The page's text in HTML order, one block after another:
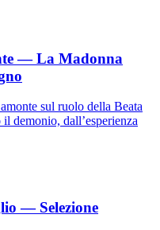
— La Madonna
sul ruolo della Beata
demonio, dall’esperienza
— Selezione